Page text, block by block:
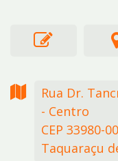
Rua Dr.
- Centro
CEP 33980-
Taquaraçu